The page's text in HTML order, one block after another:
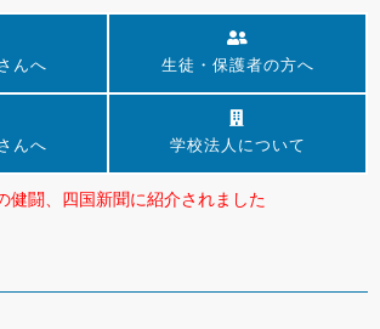
んへ 生徒・保護者の方へ
んへ 学校法人について
健闘、四国新聞に紹介されました